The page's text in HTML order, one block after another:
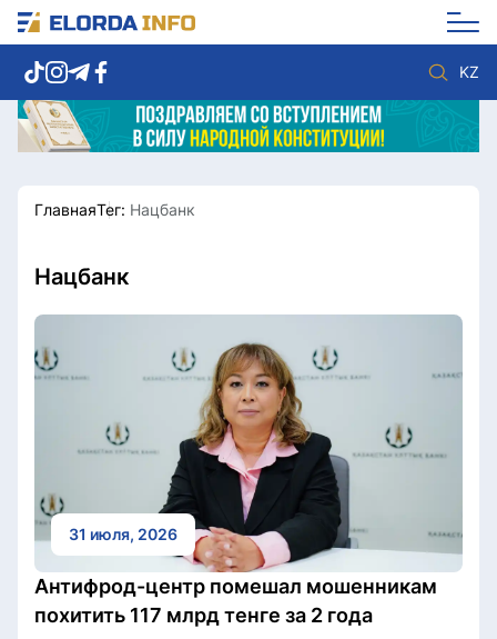
KZ
Новости столицы
Спорт
Видео
Мир
Послание
Служба Комплаенс
Этический кодекс
Служу стране
ГлавнаяТег: Нацбанк
Нацбанк
31 июля, 2026
Антифрод-центр помешал мошенникам
похитить 117 млрд тенге за 2 года